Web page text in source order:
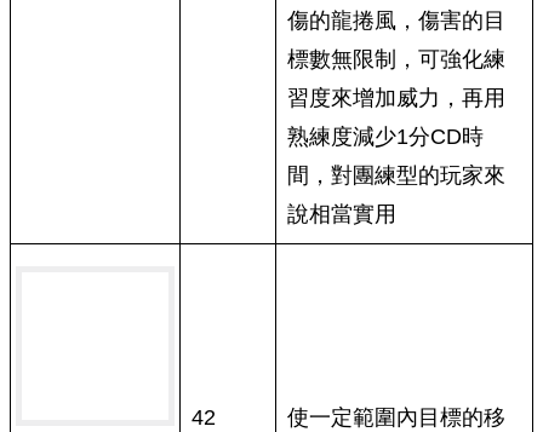
傷的龍捲風，傷害的目
標數無限制，可強化練
習度來增加威力，再用
熟練度減少1分CD時
間，對團練型的玩家來
說相當實用
42
使一定範圍內目標的移